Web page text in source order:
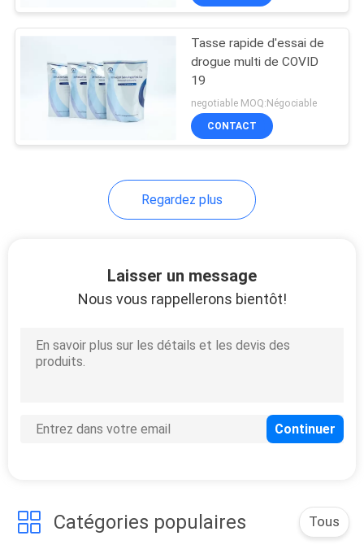
Essai de maladie
infectieuse
21
HCG normal
Main gauche
Tasse rapide d'essai de
drogue multi de COVID
19
negotiable MOQ:Négociable
CONTACT
Regardez plus
Laisser un message
Nous vous rappellerons bientôt!
Catégories populaires Tous